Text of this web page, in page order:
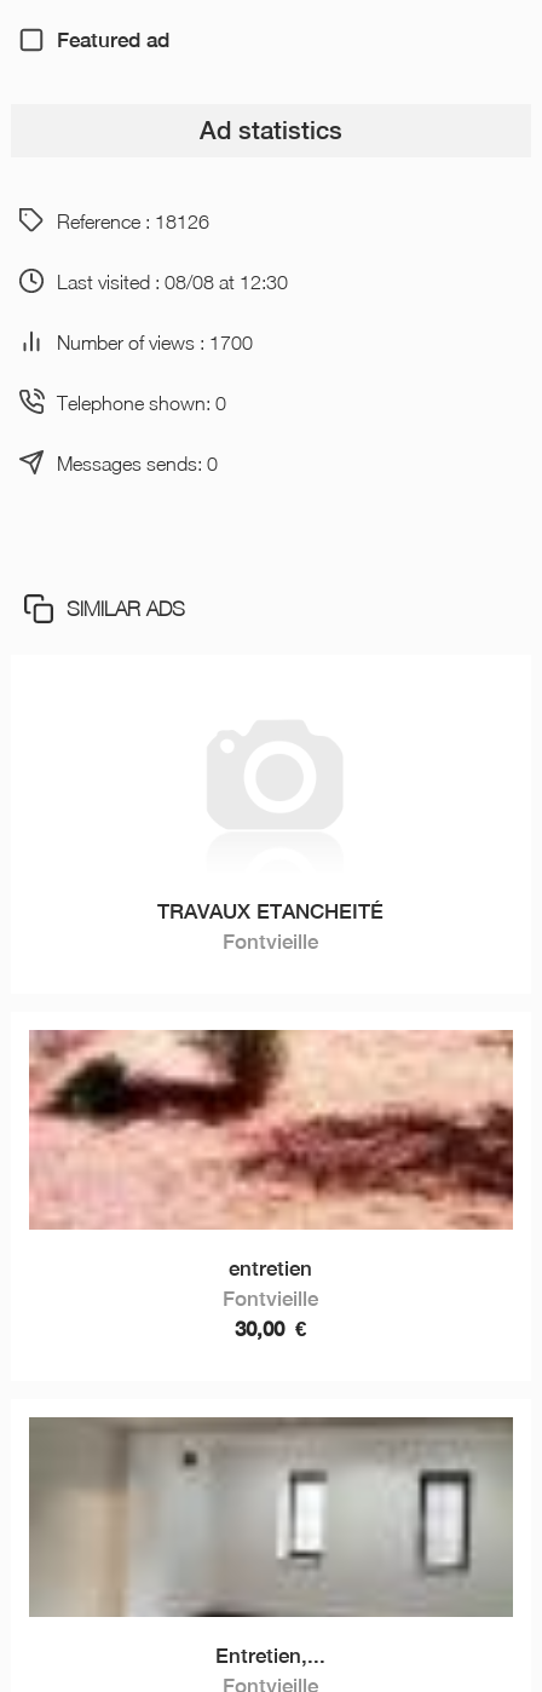
Featured ad
Ad statistics
Reference : 18126
Last visited : 08/08 at 12:30
Number of views : 1700
Telephone shown: 0
Messages sends: 0
SIMILAR ADS
TRAVAUX ETANCHEITÉ
Fontvieille
entretien
Fontvieille
30,00 €
Entretien,...
Fontvieille